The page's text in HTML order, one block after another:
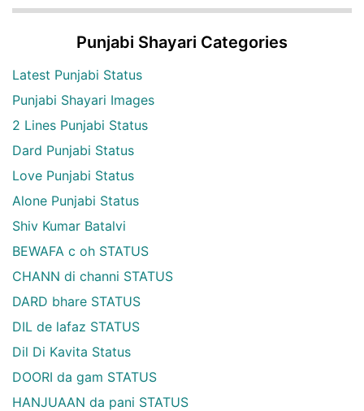
Punjabi Shayari Categories
Latest Punjabi Status
Punjabi Shayari Images
2 Lines Punjabi Status
Dard Punjabi Status
Love Punjabi Status
Alone Punjabi Status
Shiv Kumar Batalvi
BEWAFA c oh STATUS
CHANN di channi STATUS
DARD bhare STATUS
DIL de lafaz STATUS
Dil Di Kavita Status
DOORI da gam STATUS
HANJUAAN da pani STATUS